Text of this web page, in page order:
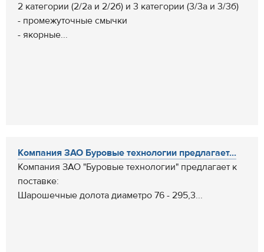
2 категории (2/2а и 2/2б) и 3 категории (3/3а и 3/3б)
- промежуточные смычки
- якорные...
Компания ЗАО Буровые технологии предлагает...
Компания ЗАО "Буровые технологии" предлагает к
поставке:
Шарошечные долота диаметро 76 - 295,3...